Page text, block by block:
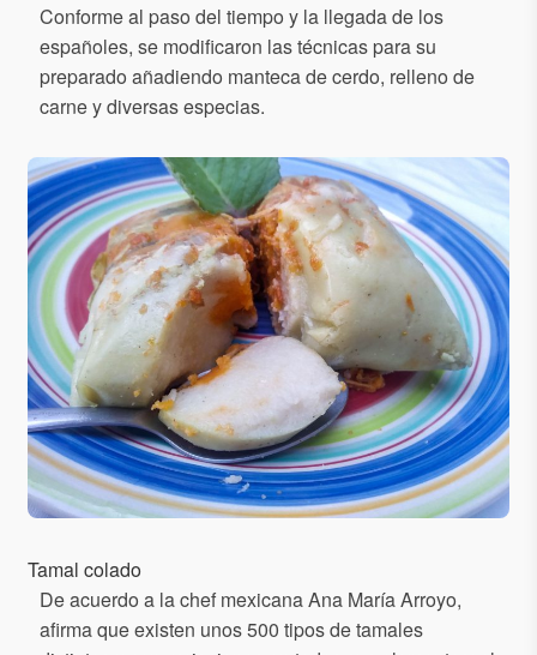
Conforme al paso del tiempo y la llegada de los
españoles, se modificaron las técnicas para su
preparado añadiendo manteca de cerdo, relleno de
carne y diversas especias.
Tamal colado
De acuerdo a la chef mexicana Ana María Arroyo,
afirma que existen unos 500 tipos de tamales